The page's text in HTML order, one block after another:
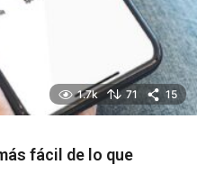
1.7k 71 15
fácil de lo que